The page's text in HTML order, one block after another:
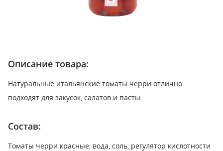
Описание товара:
Натуральные итальянские томаты черри отлично
подходят для закусок, салатов и пасты.
Состав:
Томаты черри красные, вода, соль, регулятор кислотности